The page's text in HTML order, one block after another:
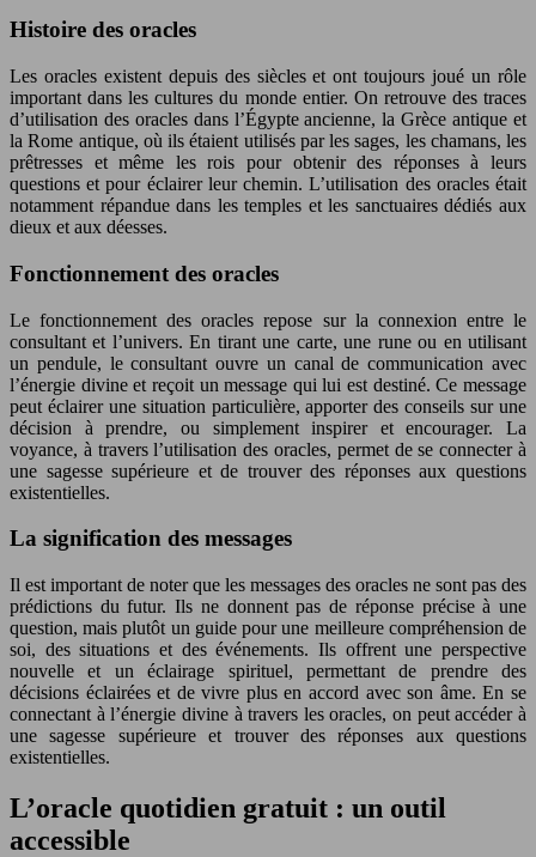
Histoire des oracles
Les oracles existent depuis des siècles et ont toujours joué un rôle
important dans les cultures du monde entier. On retrouve des traces
d’utilisation des oracles dans l’Égypte ancienne, la Grèce antique et
la Rome antique, où ils étaient utilisés par les sages, les chamans, les
prêtresses et même les rois pour obtenir des réponses à leurs
questions et pour éclairer leur chemin. L’utilisation des oracles était
notamment répandue dans les temples et les sanctuaires dédiés aux
dieux et aux déesses.
Fonctionnement des oracles
Le fonctionnement des oracles repose sur la connexion entre le
consultant et l’univers. En tirant une carte, une rune ou en utilisant
un pendule, le consultant ouvre un canal de communication avec
l’énergie divine et reçoit un message qui lui est destiné. Ce message
peut éclairer une situation particulière, apporter des conseils sur une
décision à prendre, ou simplement inspirer et encourager. La
voyance, à travers l’utilisation des oracles, permet de se connecter à
une sagesse supérieure et de trouver des réponses aux questions
existentielles.
La signification des messages
Il est important de noter que les messages des oracles ne sont pas des
prédictions du futur. Ils ne donnent pas de réponse précise à une
question, mais plutôt un guide pour une meilleure compréhension de
soi, des situations et des événements. Ils offrent une perspective
nouvelle et un éclairage spirituel, permettant de prendre des
décisions éclairées et de vivre plus en accord avec son âme. En se
connectant à l’énergie divine à travers les oracles, on peut accéder à
une sagesse supérieure et trouver des réponses aux questions
existentielles.
L’oracle quotidien gratuit : un outil
accessible